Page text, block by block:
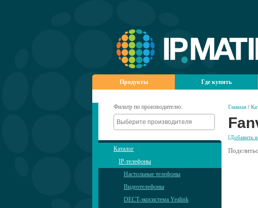
Продукты Где купить
Фильтр по производителю:
Каталог
IP-телефоны
Настольные телефоны
Видеотелефоны
DECT-экосистема Yealink
Главная /
[Добавить